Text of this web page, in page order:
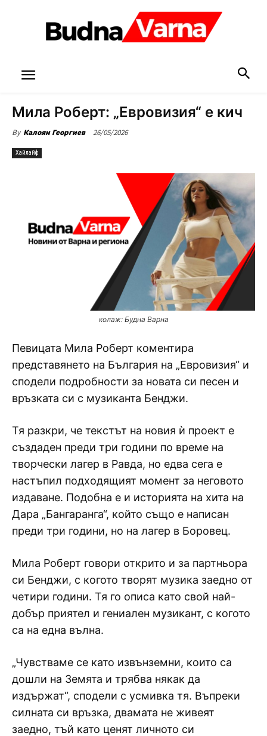
Мила Роберт: „Евровизия“ е кич
By Калоян Георгиев 26/05/2026
Хайлайф
колаж: Будна Варна
Певицата Мила Роберт коментира
представянето на България на „Евровизия“ и
сподели подробности за новата си песен и
връзката си с музиканта Бенджи.
Тя разкри, че текстът на новия ѝ проект е
създаден преди три години по време на
творчески лагер в Равда, но едва сега е
настъпил подходящият момент за неговото
издаване. Подобна е и историята на хита на
Дара „Бангаранга“, който също е написан
преди три години, но на лагер в Боровец.
Мила Роберт говори открито и за партньора
си Бенджи, с когото творят музика заедно от
четири години. Тя го описа като свой най-
добър приятел и гениален музикант, с когото
са на една вълна.
„Чувстваме се като извънземни, които са
дошли на Земята и трябва някак да
издържат“, сподели с усмивка тя. Въпреки
силната си връзка, двамата не живеят
заедно, тъй като ценят личното си